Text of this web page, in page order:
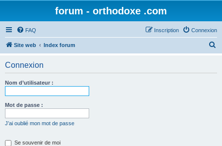
forum - orthodoxe .com
FAQ Connexion
Inscription
Site web Index forum
Connexion
Nom d’utilisateur :
Mot de passe :
J’ai oublié mon mot de passe
Se souvenir de moi